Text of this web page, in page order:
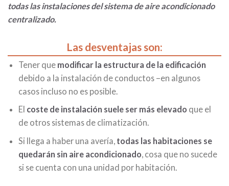
todas las instalaciones del sistema de aire acondicionado
centralizado.
Las desventajas son:
Tener que modificar la estructura de la edificación
debido a la instalación de conductos –en algunos
casos incluso no es posible.
El coste de instalación suele ser más elevado que el
de otros sistemas de climatización.
Si llega a haber una avería, todas las habitaciones se
quedarán sin aire acondicionado, cosa que no sucede
si se cuenta con una unidad por habitación.